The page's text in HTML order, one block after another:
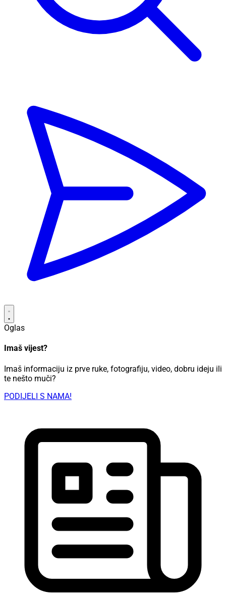
Oglas
Imaš vijest?
Imaš informaciju iz prve ruke, fotografiju, video, dobru ideju ili
te nešto muči?
PODIJELI S NAMA!